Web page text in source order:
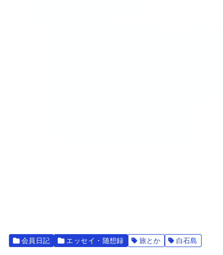
会員日記 エッセイ・随想録 旅とか 白石島